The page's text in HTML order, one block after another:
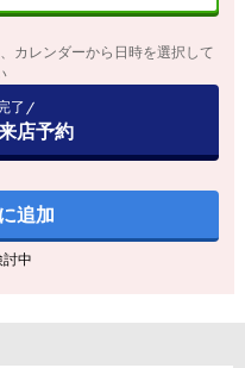
カレンダーから日時を選択して
了
店予約
追加
討中